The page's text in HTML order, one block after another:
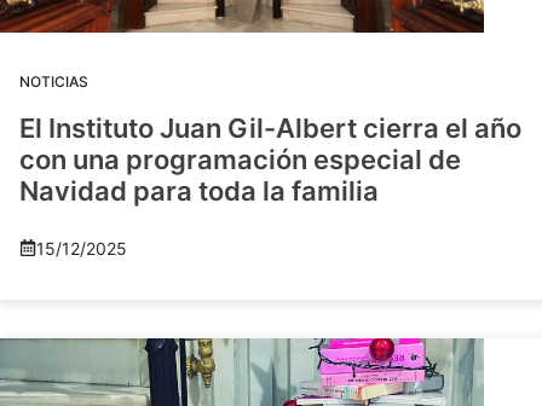
NOTICIAS
El Instituto Juan Gil-Albert cierra el año
con una programación especial de
Navidad para toda la familia
15/12/2025